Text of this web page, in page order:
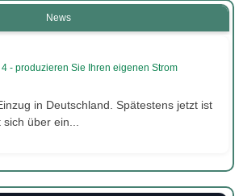
News
- produzieren Sie Ihren eigenen Strom
in Deutschland. Spätestens jetzt ist
über ein...